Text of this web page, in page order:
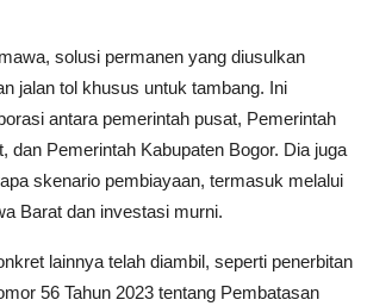
solusi permanen yang diusulkan
jalan tol khusus untuk tambang. Ini
antara pemerintah pusat, Pemerintah
dan Pemerintah Kabupaten Bogor. Dia juga
skenario pembiayaan, termasuk melalui
Barat dan investasi murni.
lainnya telah diambil, seperti penerbitan
56 Tahun 2023 tentang Pembatasan